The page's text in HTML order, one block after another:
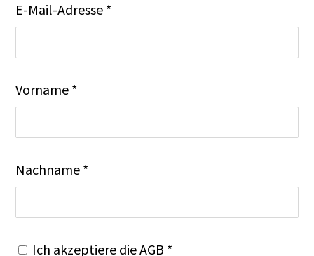
E-Mail-Adresse *
Vorname *
Nachname *
Ich akzeptiere dieAGB *